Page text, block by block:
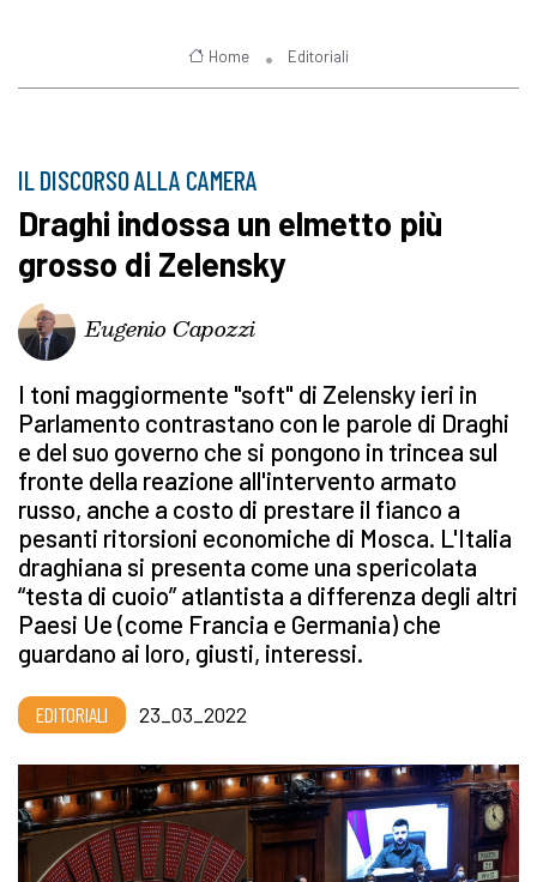
Home Editoriali
IL DISCORSO ALLA CAMERA
Draghi indossa un elmetto più
grosso di Zelensky
Eugenio Capozzi
I toni maggiormente "soft" di Zelensky ieri in
Parlamento contrastano con le parole di Draghi
e del suo governo che si pongono in trincea sul
fronte della reazione all'intervento armato
russo, anche a costo di prestare il fianco a
pesanti ritorsioni economiche di Mosca. L'Italia
draghiana si presenta come una spericolata
“testa di cuoio” atlantista a differenza degli altri
Paesi Ue (come Francia e Germania) che
guardano ai loro, giusti, interessi.
EDITORIALI 23_03_2022